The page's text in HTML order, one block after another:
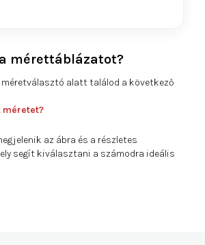
mérettáblázatot?
méretválasztó alatt találod a következő
méretet?
az ábra és a részletes
segít kiválasztani a számodra ideális